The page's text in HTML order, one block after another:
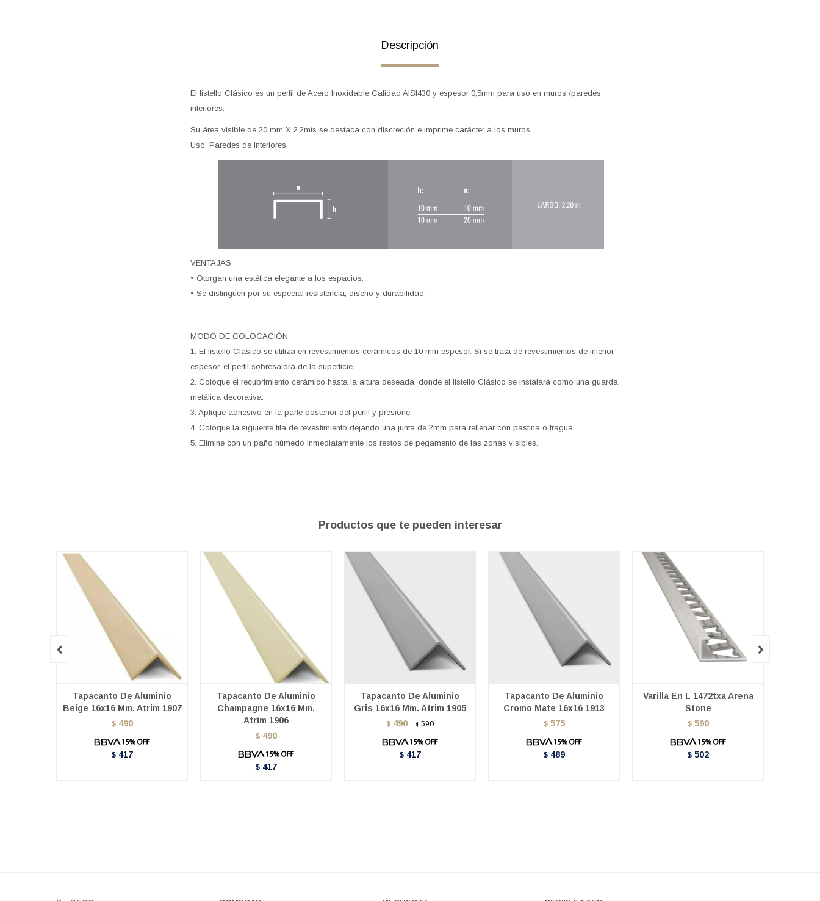
Descripción
El listello Clásico es un perfil de Acero Inoxidable Calidad AISI430 y espesor 0,5mm para uso en muros /paredes
interiores.
Su área visible de 20 mm X 2.2mts se destaca con discreción e imprime carácter a los muros.
Uso: Paredes de interiores.
VENTAJAS
• Otorgan una estética elegante a los espacios.
• Se distinguen por su especial resistencia, diseño y durabilidad.
MODO DE COLOCACIÓN
1. El listello Clásico se utiliza en revestimientos cerámicos de 10 mm espesor. Si se trata de revestimientos de inferior
espesor, el perfil sobresaldrá de la superficie.
2. Coloque el recubrimiento cerámico hasta la altura deseada, donde el listello Clásico se instalará como una guarda
metálica decorativa.
3. Aplique adhesivo en la parte posterior del perfil y presione.
4. Coloque la siguiente fila de revestimiento dejando una junta de 2mm para rellenar con pastina o fragua.
5. Elimine con un paño húmedo inmediatamente los restos de pegamento de las zonas visibles.
Productos que te pueden interesar
Tapacanto De Aluminio
Beige 16x16 Mm. Atrim 1907
$ 490
$ 417
Tapacanto De Aluminio
Champagne 16x16 Mm.
Atrim 1906
$ 490
$ 417
Tapacanto De Aluminio
Gris 16x16 Mm. Atrim 1905
$ 490 $ 590
$ 417
Tapacanto De Aluminio
Cromo Mate 16x16 1913
$ 575
$ 489
Varilla En L 1472txa Arena
Stone
$ 590
$ 502
 